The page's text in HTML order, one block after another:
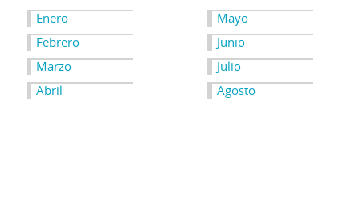
Enero
Febrero
Marzo
Abril
Mayo
Junio
Julio
Agosto